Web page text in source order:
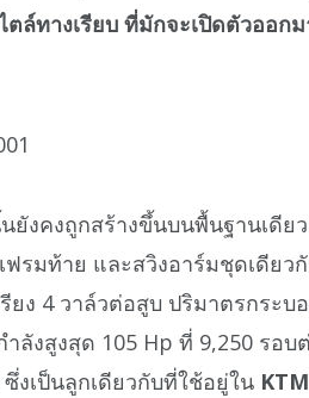
ล์ทางเรียบ ที่มักจะเปิดตัวออ
ยังคงถูกสร้างขึ้นบนพื้นฐานเดีย
ฟรมท้าย และสวิงอาร์มชุดเดียว
ยง 4 วาล์วต่อสูบ ปริมาตรกระบ
ำลังสูงสุด 105 Hp ที่ 9,250 รอ
งเป็นลูกเดียวกับที่ใช้อยู่ใน